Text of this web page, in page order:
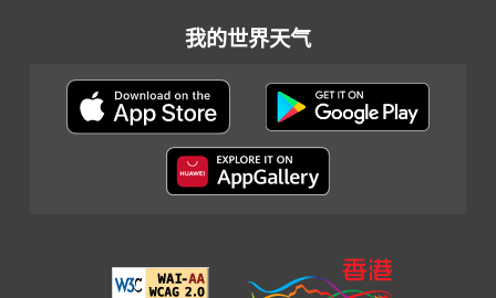
我的世界天气